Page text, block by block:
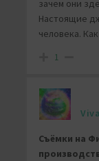
зачем они
Настоящие
человека.
1
Съёмки на